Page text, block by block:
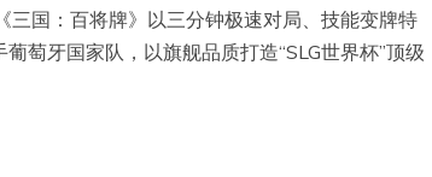
三国：百将牌》以三分钟极速对局、技能变牌特
萄牙国家队，以旗舰品质打造“SLG世界杯”顶级